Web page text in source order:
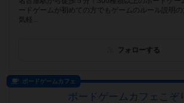
ードゲームが初めての方でもゲームのルール説明
気軽...
フォローする
ボードゲームカフェ
ボードゲームカフェこぞ